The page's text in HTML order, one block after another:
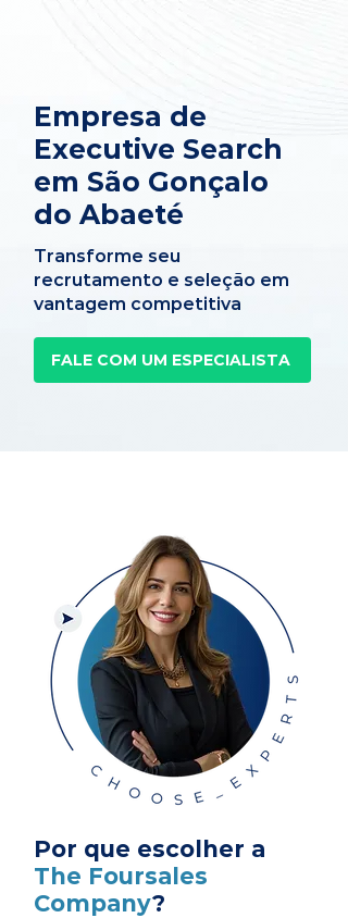
Empresa de
Executive Search
em São Gonçalo
do Abaeté
Transforme seu
recrutamento e seleção em
vantagem competitiva
FALE COM UM ESPECIALISTA
Por que escolher a
The Foursales
Company?